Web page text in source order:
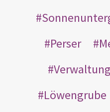
Perser
Verwaltung
Löwengrube